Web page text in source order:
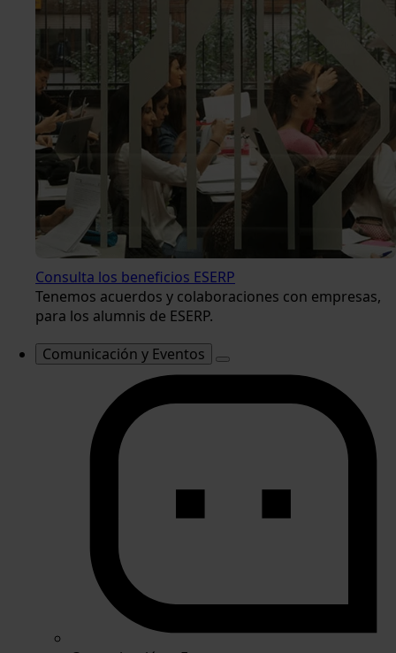
Consulta los beneficios ESERP
Tenemos acuerdos y colaboraciones con empresas,
para los alumnis de ESERP.
Comunicación y Eventos